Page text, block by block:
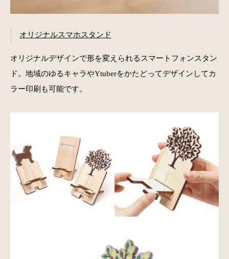
オリジナルスマホスタンド
オリジナルデザインで形を変えられるスマートフォンスタン
ド。地域のゆるキャラやYtuberをかたどってデザインしてカ
ラー印刷も可能です。